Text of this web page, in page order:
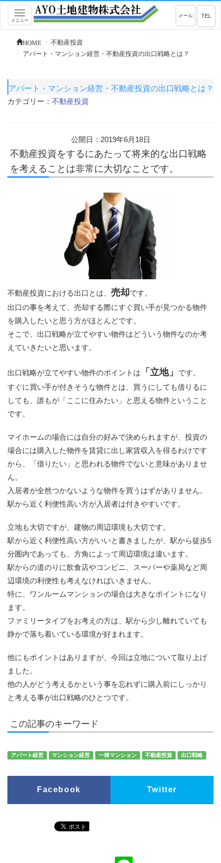
Toggle
navigation
メニュー
TEL
メール
HOME
不動産投資
アパート・マンション経営・不動産投資の出口戦略とは？
アパート・マンション経営・不動産投資の出口戦略とは？
カテゴリー： 不動産投資
公開日：2019年6月18日
不動産投資をするにあたって将来的な出口戦略
を考えることは非常に大切なことです。
不動産投資における出口とは、 売却です。
出口の事を考えて、売却する際にすぐ買い手が見つかる物件
を購入したいと思う方がほとんどです。
そこで、出口戦略が立てやすい物件はどういう物件なのか考
えていきたいと思います。
出口戦略が立てやすい物件のポイントは 「立地」
です。
すぐに買い手が付きそうな物件とは、買うにしても借りるに
しても、誰もが「ここに住みたい」と思える物件ということ
です。
マイホームの場合には自分の好みで決められますが、投資の
場合には購入した物件を賃貸に出し家賃収入を得るわけです
から、「借りたい」と思われる物件でないと意味がありませ
ん。
入居者が全然つかないような物件を買うはずがありません。
駅から近く利便性高い方が入居者は付きやすいです。
立地も大切ですが、建物の周辺環境も大切です。
駅から近く利便性高い方がいいと書きましたが、駅から徒歩5
分圏内であっても、方角によって周辺環境は違います。
駅からの道のりに飲食店やコンビニ、スーパーや薬局など周
辺環境の利便性も考えなければいきません。
特に、ワンルームマンションの場合は大きなポイントになり
ます。
ファミリータイプをお考えの方は、駅から少し離れていても
静かで落ち着いている環境が好まれます。
他にもポイントはありますが、今回は立地について取り上げ
ました。
他の人がどう考えるかという事を忘れずに購入前にしっかり
と考える事が出口戦略のひとつです。
この記事のキーワード
アパート経営 マンション経営 一棟マンション 不動産投資 出口戦略
Facebook Twitter